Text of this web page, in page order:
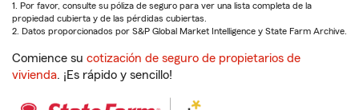
1. Por favor, consulte su póliza de seguro para ver una lista completa de la
propiedad cubierta y de las pérdidas cubiertas.
2. Datos proporcionados por S&P Global Market Intelligence y State Farm Archive.
Comience su cotización de seguro de propietarios de
vivienda. ¡Es rápido y sencillo!